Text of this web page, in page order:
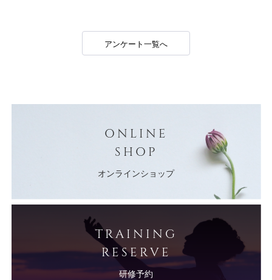
アンケート一覧へ
ONLINE
SHOP
オンラインショップ
TRAINING
RESERVE
研修予約